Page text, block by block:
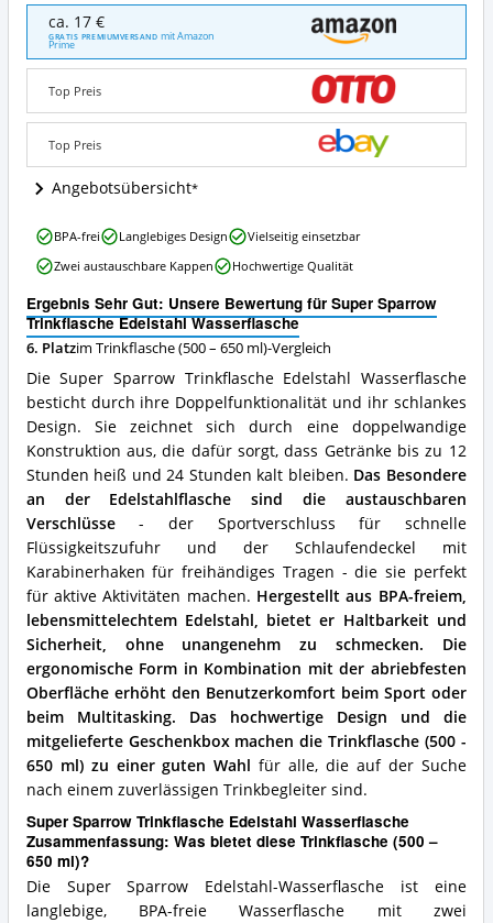
Super
Sparrow
Trinkflasche
Edelstahl
Wasserflasche
Angebote:
diese
Trinkflasche
650
ml)
ca. 17 €
GRATIS PREMIUMVERSAND mit Amazon
Prime
Top Preis
Top Preis
Angebotsübersicht
Ergebnis Sehr Gut: Unsere Bewertung für Super Sparrow
Trinkflasche Edelstahl Wasserflasche
6. Platzim Trinkflasche (500 – 650 ml)-Vergleich
Die Super Sparrow Trinkflasche Edelstahl Wasserflasche
besticht durch ihre Doppelfunktionalität und ihr schlankes
Design. Sie zeichnet sich durch eine doppelwandige
Konstruktion aus, die dafür sorgt, dass Getränke bis zu 12
Stunden heiß und 24 Stunden kalt bleiben. Das Besondere
an der Edelstahlflasche sind die austauschbaren
Verschlüsse- der Sportverschluss für schnelle
Flüssigkeitszufuhr und der Schlaufendeckel mit
Karabinerhaken für freihändiges Tragen - die sie perfekt
für aktive Aktivitäten machen. Hergestellt aus BPA-freiem,
lebensmittelechtem Edelstahl, bietet er Haltbarkeit und
Sicherheit, ohne unangenehm zu schmecken.
Die
ergonomische Form in Kombination mit der abriebfesten
Oberfläche erhöht den Benutzerkomfort beim Sport oder
beim Multitasking.
Das hochwertige Design und die
mitgelieferte Geschenkbox machen die Trinkflasche (500 -
650 ml) zu einer guten Wahl für alle, die auf der Suche
nach einem zuverlässigen Trinkbegleiter sind.
Super Sparrow Trinkflasche Edelstahl Wasserflasche
Zusammenfassung: Was bietet diese Trinkflasche (500 –
650 ml)?
Die Super Sparrow Edelstahl-Wasserflasche ist eine
langlebige, BPA-freie Wasserflasche mit zwei
Super
Sparrow
Trinkflasche
Wasserflasche
Vorteile:
Was
spricht
für
diese
Trinkflasche
(500
–
ml)?
BPA-frei Langlebiges Design
Vielseitig einsetzbar
Zwei austauschbare Kappen
Hochwertige Qualität